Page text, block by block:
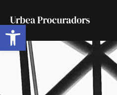
Abrir barra de